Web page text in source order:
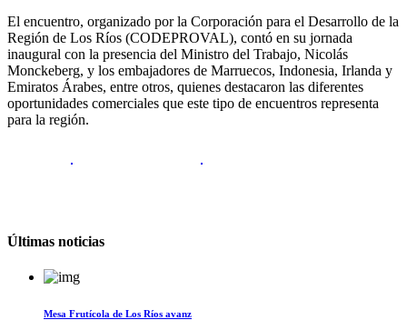
El encuentro, organizado por la Corporación para el Desarrollo de la
Región de Los Ríos (CODEPROVAL), contó en su jornada
inaugural con la presencia del Ministro del Trabajo, Nicolás
Monckeberg, y los embajadores de Marruecos, Indonesia, Irlanda y
Emiratos Árabes, entre otros, quienes destacaron las diferentes
oportunidades comerciales que este tipo de encuentros representa
para la región.
Últimas noticias
Mesa Frutícola de Los Ríos avanz